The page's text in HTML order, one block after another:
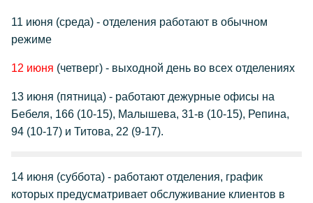
11 июня (среда) - отделения работают в обычном
режиме
12 июня (четверг) - выходной день во всех отделениях
13 июня (пятница) - работают дежурные офисы на
Бебеля, 166 (10-15), Малышева, 31-в (10-15), Репина,
94 (10-17) и Титова, 22 (9-17).
14 июня (суббота) - работают отделения, график
которых предусматривает обслуживание клиентов в